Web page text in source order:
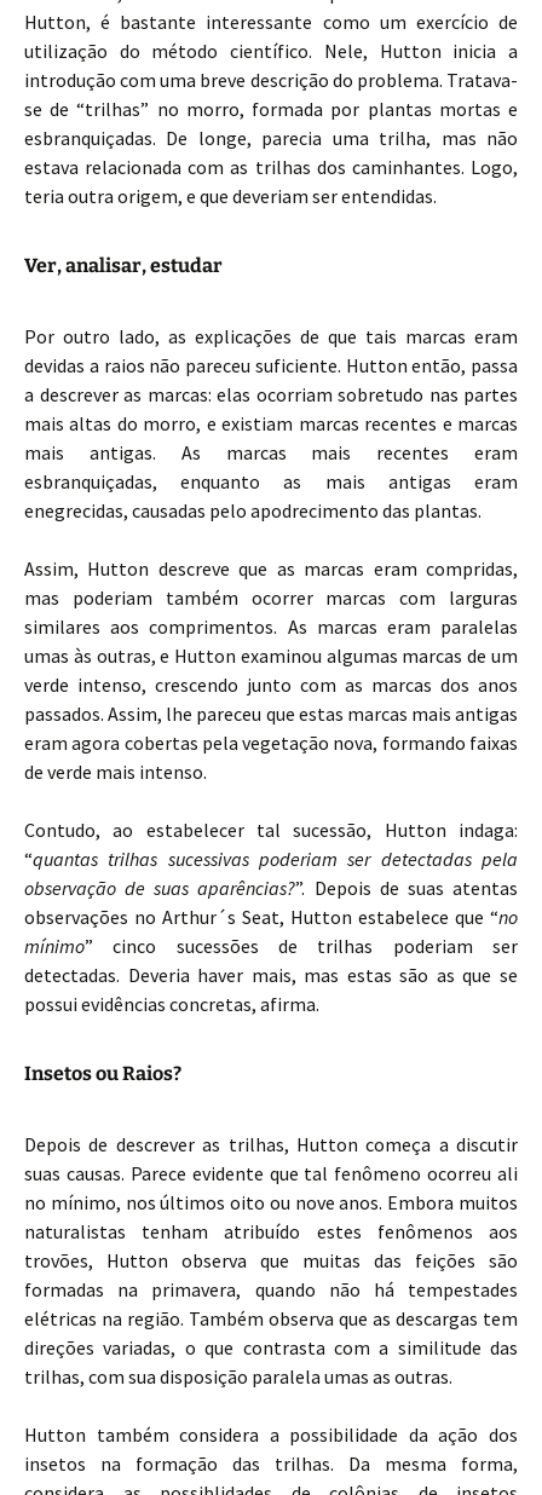
Hutton, é bastante interessante como um exercício de
utilização do método científico. Nele, Hutton inicia a
introdução com uma breve descrição do problema. Tratava-
se de “trilhas” no morro, formada por plantas mortas e
esbranquiçadas. De longe, parecia uma trilha, mas não
estava relacionada com as trilhas dos caminhantes. Logo,
teria outra origem, e que deveriam ser entendidas.
Ver, analisar, estudar
Por outro lado, as explicações de que tais marcas eram
devidas a raios não pareceu suficiente. Hutton então, passa
a descrever as marcas: elas ocorriam sobretudo nas partes
mais altas do morro, e existiam marcas recentes e marcas
mais antigas. As marcas mais recentes eram
esbranquiçadas, enquanto as mais antigas eram
enegrecidas, causadas pelo apodrecimento das plantas.
Assim, Hutton descreve que as marcas eram compridas,
mas poderiam também ocorrer marcas com larguras
similares aos comprimentos. As marcas eram paralelas
umas às outras, e Hutton examinou algumas marcas de um
verde intenso, crescendo junto com as marcas dos anos
passados. Assim, lhe pareceu que estas marcas mais antigas
eram agora cobertas pela vegetação nova, formando faixas
de verde mais intenso.
Contudo, ao estabelecer tal sucessão, Hutton indaga:
“quantas trilhas sucessivas poderiam ser detectadas pela
observação de suas aparências?”. Depois de suas atentas
observações no Arthur´s Seat, Hutton estabelece que “no
mínimo” cinco sucessões de trilhas poderiam ser
detectadas. Deveria haver mais, mas estas são as que se
possui evidências concretas, afirma.
Insetos ou Raios?
Depois de descrever as trilhas, Hutton começa a discutir
suas causas. Parece evidente que tal fenômeno ocorreu ali
no mínimo, nos últimos oito ou nove anos. Embora muitos
naturalistas tenham atribuído estes fenômenos aos
trovões, Hutton observa que muitas das feições são
formadas na primavera, quando não há tempestades
elétricas na região. Também observa que as descargas tem
direções variadas, o que contrasta com a similitude das
trilhas, com sua disposição paralela umas as outras.
Hutton também considera a possibilidade da ação dos
insetos na formação das trilhas. Da mesma forma,